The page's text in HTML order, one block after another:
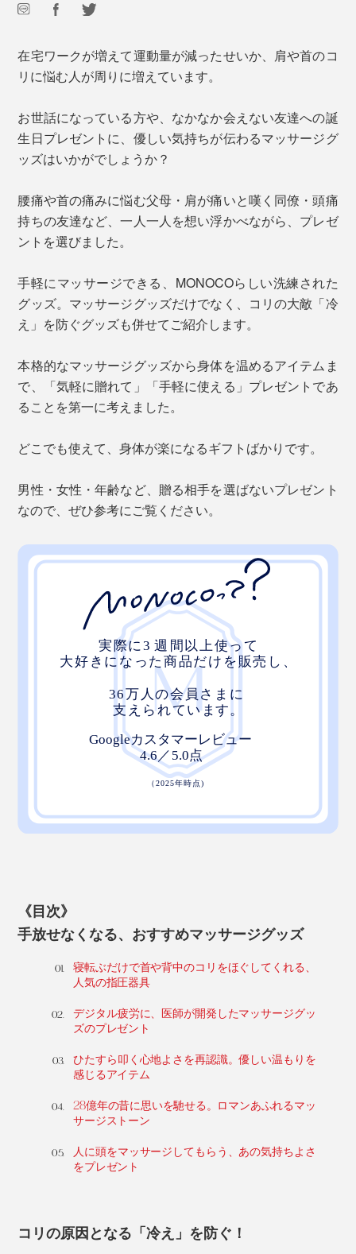
在宅ワークが増えて運動量が減ったせいか、肩や首のコ
リに悩む人が周りに増えています。
お世話になっている方や、なかなか会えない友達への誕
生日プレゼントに、優しい気持ちが伝わるマッサージグ
ッズはいかがでしょうか？
腰痛や首の痛みに悩む父母・肩が痛いと嘆く同僚・頭痛
持ちの友達など、一人一人を想い浮かべながら、プレゼ
ントを選びました。
手軽にマッサージできる、MONOCOらしい洗練された
グッズ。マッサージグッズだけでなく、コリの大敵「冷
え」を防ぐグッズも併せてご紹介します。
本格的なマッサージグッズから身体を温めるアイテムま
で、「気軽に贈れて」「手軽に使える」プレゼントであ
ることを第一に考えました。
どこでも使えて、身体が楽になるギフトばかりです。
男性・女性・年齢など、贈る相手を選ばないプレゼント
なので、ぜひ参考にご覧ください。
《目次》
手放せなくなる、おすすめマッサージグッズ
寝転ぶだけで首や背中のコリをほぐしてくれる、
人気の指圧器具
デジタル疲労に、医師が開発したマッサージグッ
ズのプレゼント
ひたすら叩く心地よさを再認識。優しい温もりを
感じるアイテム
28億年の昔に思いを馳せる。ロマンあふれるマッ
サージストーン
人に頭をマッサージしてもらう、あの気持ちよさ
をプレゼント
コリの原因となる「冷え」を防ぐ！